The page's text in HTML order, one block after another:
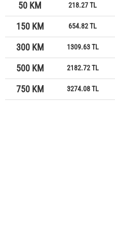
50 KM 218.27 TL
150 KM 654.82 TL
300 KM 1309.63 TL
500 KM 2182.72 TL
750 KM 3274.08 TL